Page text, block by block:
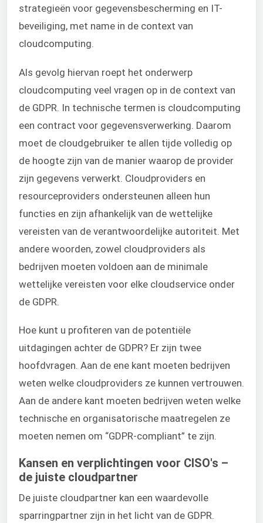
strategieën voor gegevensbescherming en IT-
beveiliging, met name in de context van
cloudcomputing.
Als gevolg hiervan roept het onderwerp
cloudcomputing veel vragen op in de context van
de GDPR. In technische termen is cloudcomputing
een contract voor gegevensverwerking. Daarom
moet de cloudgebruiker te allen tijde volledig op
de hoogte zijn van de manier waarop de provider
zijn gegevens verwerkt. Cloudproviders en
resourceproviders ondersteunen alleen hun
functies en zijn afhankelijk van de wettelijke
vereisten van de verantwoordelijke autoriteit. Met
andere woorden, zowel cloudproviders als
bedrijven moeten voldoen aan de minimale
wettelijke vereisten voor elke cloudservice onder
de GDPR.
Hoe kunt u profiteren van de potentiële
uitdagingen achter de GDPR? Er zijn twee
hoofdvragen. Aan de ene kant moeten bedrijven
weten welke cloudproviders ze kunnen vertrouwen.
Aan de andere kant moeten bedrijven weten welke
technische en organisatorische maatregelen ze
moeten nemen om “GDPR-compliant” te zijn.
Kansen en verplichtingen voor CISO's –
de juiste cloudpartner
De juiste cloudpartner kan een waardevolle
sparringpartner zijn in het licht van de GDPR.